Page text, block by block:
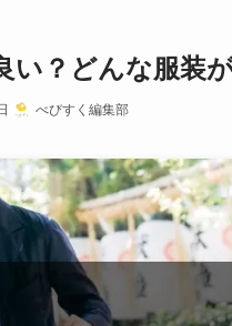
い？どんな服装
べびすく編集部